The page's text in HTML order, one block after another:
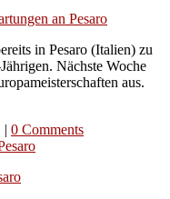
an Pesaro
in Pesaro (Italien) zu
Nächste Woche
aus.
| 0 Comments